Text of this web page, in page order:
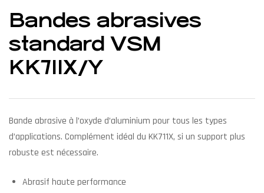
Bandes abrasives
standard VSM
KK711X/Y
Bande abrasive à l’oxyde d’aluminium pour tous les types
d’applications. Complément idéal du KK711X, si un support plus
robuste est nécessaire.
Abrasif haute performance